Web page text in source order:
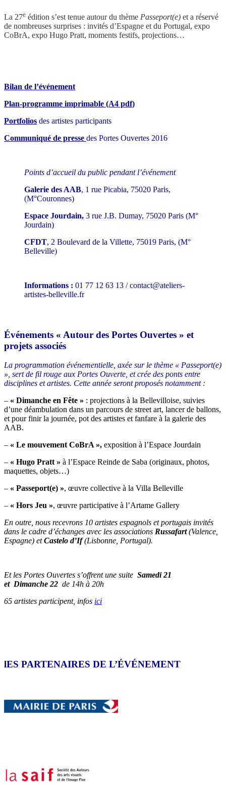
La 27e édition s’est tenue autour du thème Passeport(e) et a réservé
de nombreuses surprises : invités d’Espagne et du Portugal, expo
CoBrA, expo Hugo Pratt, moments festifs, projections…
Bilan de l’événement
Plan-programme imprimable (A4 pdf)
Portfolios des artistes participants
Communiqué de presse des Portes Ouvertes 2016
Points d’accueil du public pendant l’événement
Galerie des AAB, 1 rue Picabia, 75020 Paris,
(M°Couronnes)
Espace Jourdain, 3 rue J.B. Dumay, 75020 Paris (M°
Jourdain)
CFDT, 2 Boulevard de la Villette, 75019 Paris, (M°
Belleville)
Informations : 01 77 12 63 13 / contact@ateliers-
artistes-belleville.fr
Événements « Autour des Portes Ouvertes » et
projets associés
La programmation événementielle, axée sur le thème « Passeport(e)
», sert de fil rouge aux Portes Ouverte, et crée des ponts entre
disciplines et artistes. Cette année seront proposés notamment :
– « Dimanche en Fête » : projections à la Bellevilloise, suivies
d’une déambulation dans un parcours de street art, lancer de ballons,
et pour finir la journée, pot des artistes et fanfare à la galerie des
AAB.
– « Le mouvement CoBrA », exposition à l’Espace Jourdain
– « Hugo Pratt » à l’Espace Reinde de Saba (originaux, photos,
maquettes, objets…)
– « Passeport(e) », œuvre collective à la Villa Belleville
– « Hors Jeu », œuvre participative à l’Artame Gallery
En outre, nous recevrons 10 artistes espagnols et portugais invités
dans le cadre d’échanges avec les associations Russafart(Valence,
Espagne) etCastelo d’If(Lisbonne, Portugal).
Et les Portes Ouvertes s’offrent une suite Samedi21
et Dimanche 22 de 14h à 20h
65 artistes participent, infos ici
lES PARTENAIRES DE L’ÉVÉNEMENT